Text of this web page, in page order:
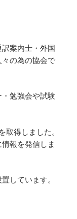
案内士・外国
の為の協会で
勉強会や試験
取得しました。
報を発信しま
しています。